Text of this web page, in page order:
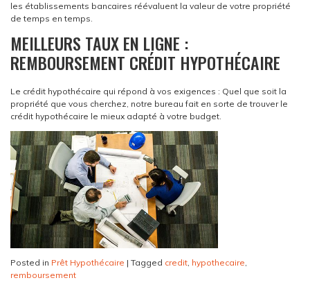
les établissements bancaires réévaluent la valeur de votre propriété
de temps en temps.
MEILLEURS TAUX EN LIGNE :
REMBOURSEMENT CRÉDIT HYPOTHÉCAIRE
Le crédit hypothécaire qui répond à vos exigences : Quel que soit la
propriété que vous cherchez, notre bureau fait en sorte de trouver le
crédit hypothécaire le mieux adapté à votre budget.
Posted in Prêt Hypothécaire | Tagged credit hypothecaire
remboursement